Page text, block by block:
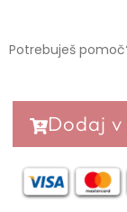
Potrebuješ
Dodaj